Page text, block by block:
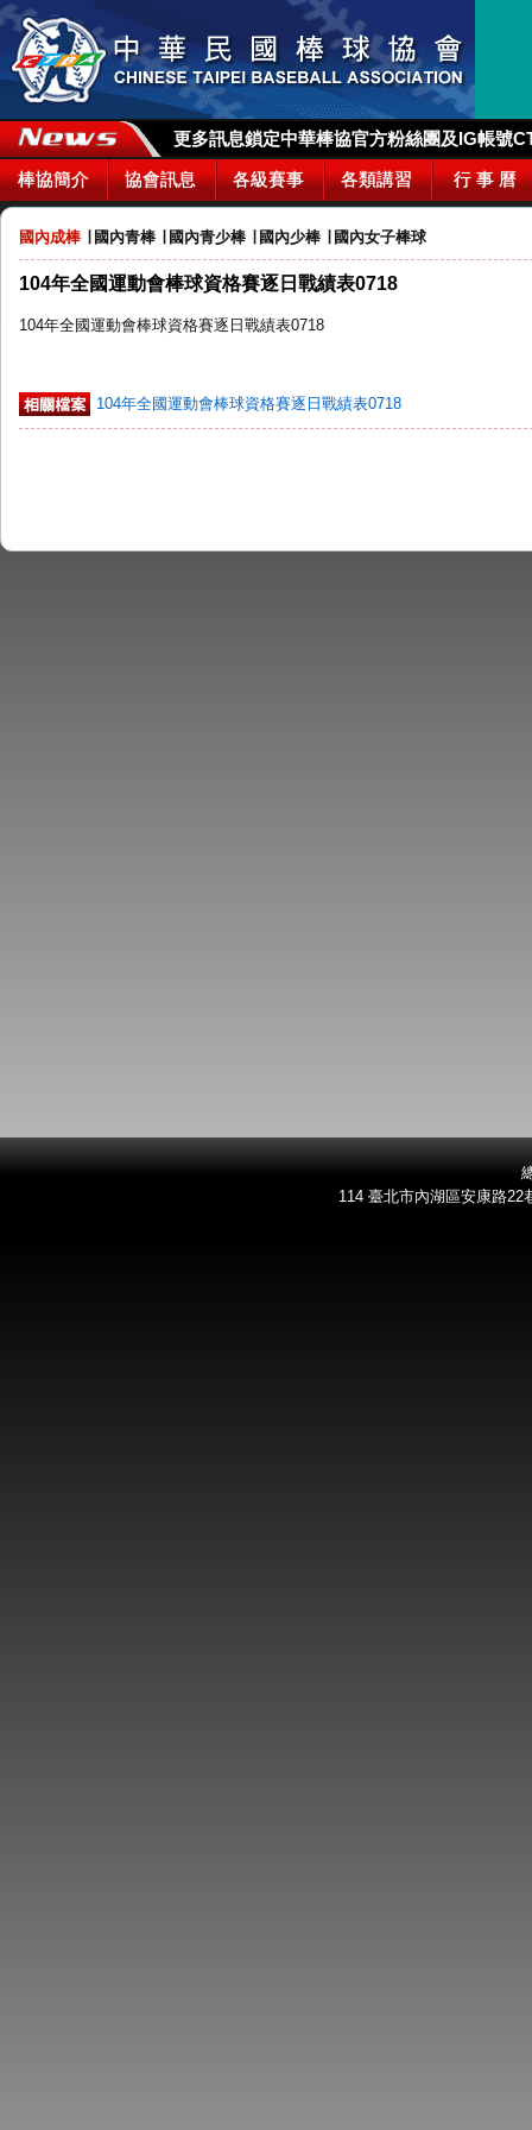
更多訊息鎖定中華棒協官方粉絲團及IG帳號
棒協簡介 協會訊息 各級賽事 各類講習 行 事 曆
國內成棒 國內青棒 國內青少棒 國內少棒 國內女子棒球
104年全國運動會棒球資格賽逐日戰績表0718
104年全國運動會棒球資格賽逐日戰績表0718
104年全國運動會棒球資格賽逐日戰績表0718
114 臺北市內湖區安康路22